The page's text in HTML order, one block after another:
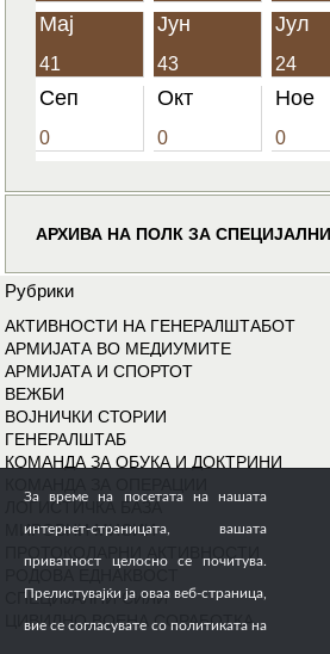
Мај
41
Јун
43
Јул
24
Сеп
0
Окт
0
Ное
0
АРХИВА НА ПОЛК ЗА
Рубрики
АКТИВНОСТИ НА ГЕНЕРАЛШТАБОТ
АРМИЈАТА ВО МЕДИУМИТЕ
АРМИЈАТА И СПОРТОТ
ВЕЖБИ
ВОЈНИЧКИ СТОРИИ
ГЕНЕРАЛШТАБ
КОМАНДА ЗА ОБУКА И ДОКТРИНИ
ЛОГИСТИЧКА БАЗА
МИРОВНИ МИСИИ
СПЕЦИЈАЛНИ СИЛИ
ЦИВИЛНО ВОЕНА СОРАБОТКА
За време на посетата на нашата
интернет-страницата, вашата
приватност целосно се почитува.
Прелистувајќи ја оваа веб-страница,
вие се согласувате со политиката на